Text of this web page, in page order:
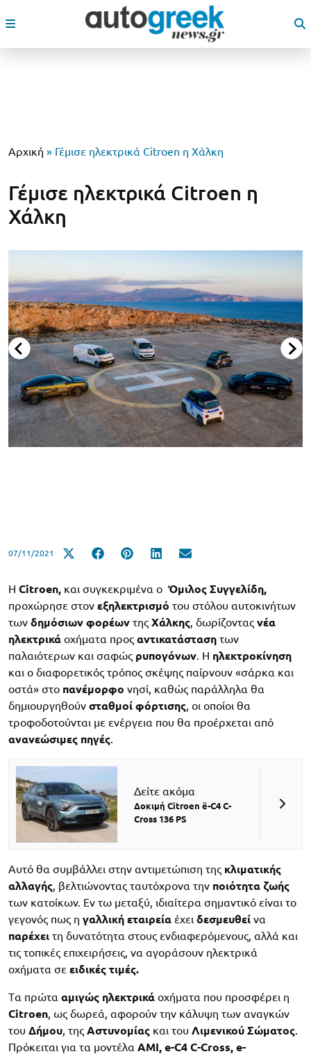
Αρχική » Γέμισε ηλεκτρικά Citroen η Χάλκη
Γέμισε ηλεκτρικά Citroen η
Χάλκη
07/11/2021
Η Citroen, και συγκεκριμένα ο Όμιλος Συγγελίδη,
προχώρησε στον εξηλεκτρισμό του στόλου αυτοκινήτων
των δημόσιων φορέων της Χάλκης, δωρίζοντας νέα
ηλεκτρικά οχήματα προς αντικατάσταση των
παλαιότερων και σαφώς ρυπογόνων. Η ηλεκτροκίνηση
και ο διαφορετικός τρόπος σκέψης παίρνουν «σάρκα και
οστά» στο πανέμορφο νησί, καθώς παράλληλα θα
δημιουργηθούν σταθμοί φόρτισης, οι οποίοι θα
τροφοδοτούνται με ενέργεια που θα προέρχεται από
ανανεώσιμες πηγές.
Δείτε ακόμα
Δοκιμή Citroen ë-C4 C-
Cross 136 PS
Αυτό θα συμβάλλει στην αντιμετώπιση της κλιματικής
αλλαγής , βελτιώνοντας ταυτόχρονα την ποιότητα ζωής
των κατοίκων. Εν τω μεταξύ, ιδιαίτερα σημαντικό είναι το
γεγονός πως η γαλλική εταιρεία έχει δεσμευθεί να
παρέχει τη δυνατότητα στους ενδιαφερόμενους, αλλά και
τις τοπικές επιχειρήσεις, να αγοράσουν ηλεκτρικά
οχήματα σε ειδικές τιμές.
Tα πρώτα αμιγώς ηλεκτρικά οχήματα που προσφέρει η
Citroen , ως δωρεά, αφορούν την κάλυψη των αναγκών
του Δήμου , της Αστυνομίας και του Λιμενικού Σώματος
Πρόκειται για τα μοντέλα AMI, e-C4 C-Cross, e-